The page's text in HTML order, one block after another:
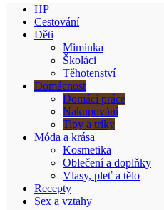
HP
Cestování
Děti
Miminka
Školáci
Těhotenství
Domácnost
Domácí práce
Nakupování
Tipy a triky
Móda a krása
Kosmetika
Oblečení a doplňky
Vlasy, pleť a tělo
Recepty
Sex a vztahy